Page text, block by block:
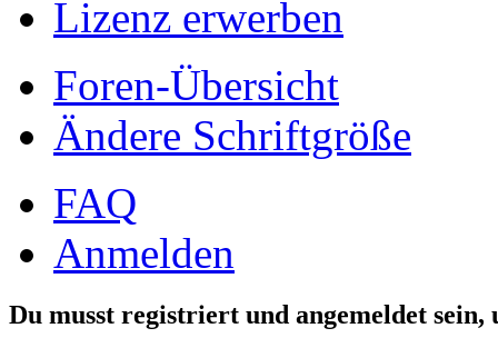
Lizenz erwerben
Foren-Übersicht
Ändere Schriftgröße
FAQ
Anmelden
Du musst registriert und angemeldet sein,